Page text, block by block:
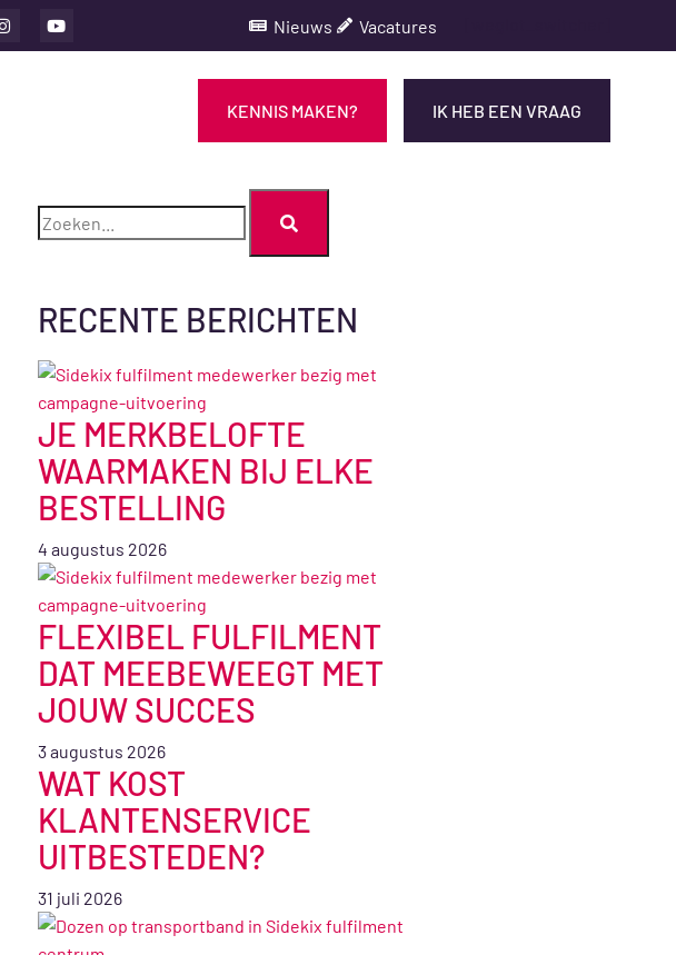
Nieuws Vacatures
KENNIS MAKEN? IK HEB EEN VRAAG
RECENTE BERICHTEN
JE MERKBELOFTE
WAARMAKEN BIJ ELKE
BESTELLING
4 augustus 2026
FLEXIBEL FULFILMENT
DAT MEEBEWEEGT MET
JOUW SUCCES
3 augustus 2026
WAT KOST
KLANTENSERVICE
UITBESTEDEN?
31 juli 2026